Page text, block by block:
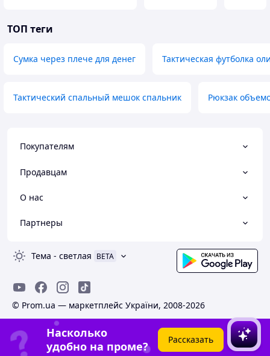
ТОП теги
Сумка через плече для денег Тактическая футболка
Тактический спальный мешок спальник Рюкзак
Покупателям
Продавцам
О нас
Партнеры
Тема - светлая BETA
© Prom.ua — маркетплейс України, 2008-2026
Насколько
удобно на проме?
Рассказать